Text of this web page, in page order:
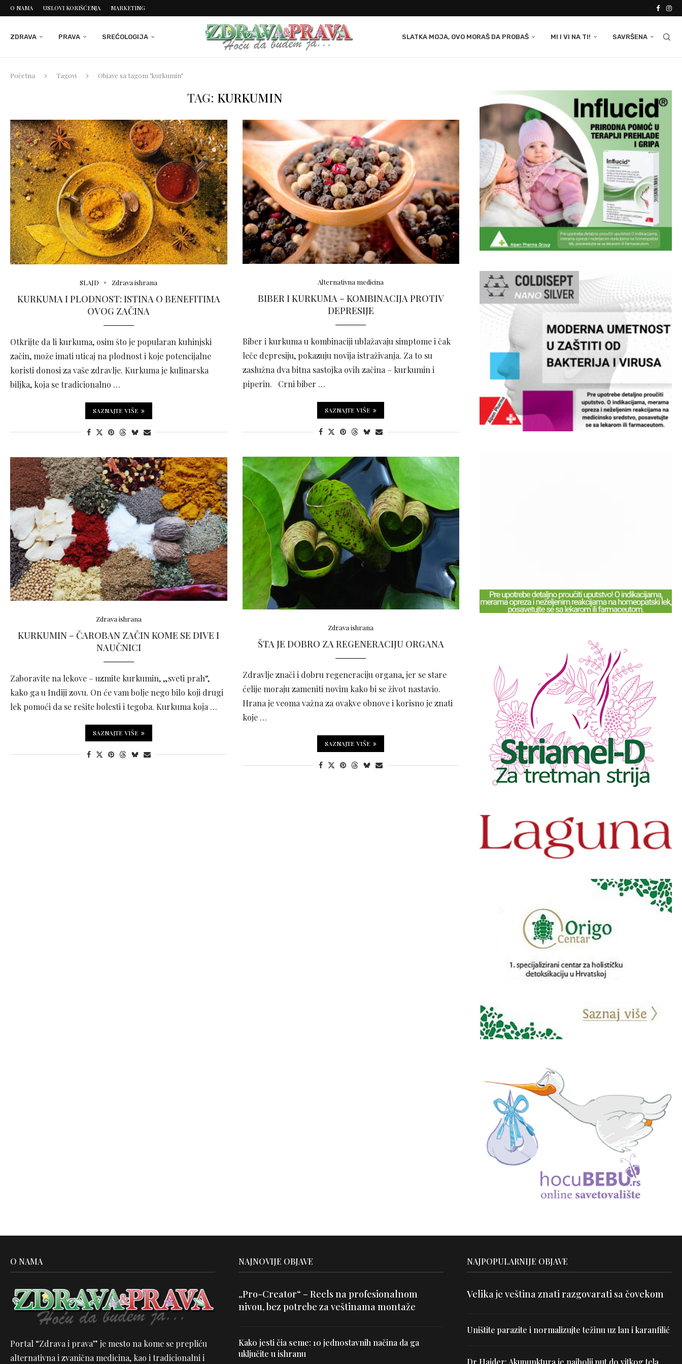
O NAMA USLOVI KORIŠĆENJA MARKETING
ZDRAVA PRAVA SREĆOLOGIJA SLATKA MOJA, OVO MORAŠ DA PROBAŠ MI I VI NA TI! SAVRŠENA
Početna Tagovi Objave sa tagom "kurkumin"
TAG: KURKUMIN
SLAJD Zdrava ishrana
KURKUMA I PLODNOST: ISTINA O BENEFITIMA
OVOG ZAČINA
Otkrijte da li kurkuma, osim što je popularan kuhinjski
začin, može imati uticaj na plodnost i koje potencijalne
koristi donosi za vaše zdravlje. Kurkuma je kulinarska
biljka, koja se tradicionalno …
SAZNAJTE VIŠE
Alternativna medicina
BIBER I KURKUMA – KOMBINACIJA PROTIV
DEPRESIJE
Biber i kurkuma u kombinaciji ublažavaju simptome i čak
leče depresiju, pokazuju novija istraživanja. Za to su
zaslužna dva bitna sastojka ovih začina – kurkumin i
piperin. Crni biber …
SAZNAJTE VIŠE
Zdrava ishrana
ŠTA JE DOBRO ZA REGENERACIJU ORGANA
Zdravlje znači i dobru regeneraciju organa, jer se stare
ćelije moraju zameniti novim kako bi se život nastavio.
Hrana je veoma važna za ovakve obnove i korisno je znati
koje …
SAZNAJTE VIŠE
Zdrava ishrana
KURKUMIN – ČAROBAN ZAČIN KOME SE DIVE I
NAUČNICI
Zaboravite na lekove – uzmite kurkumin, „sveti prah“,
kako ga u Indiji zovu. On će vam bolje nego bilo koji drugi
lek pomoći da se rešite bolesti i tegoba. Kurkuma koja …
SAZNAJTE VIŠE
O NAMA
Portal “Zdrava i prava” je mesto na kome se prepliću
alternativna i zvanična medicina, kao i tradicionalni i
NAJNOVIJE OBJAVE
„Pro-Creator“ – Reels na profesionalnom
nivou, bez potrebe za veštinama montaže
Kako jesti čia seme: 10 jednostavnih načina da ga
uključite u ishranu
NAJPOPULARNIJE OBJAVE
Velika je veština znati razgovarati sa čovekom
Uništite parazite i normalizujte težinu uz lan i karanfilić
Dr Hajder: Akupunktura je najbolji put do vitkog tela